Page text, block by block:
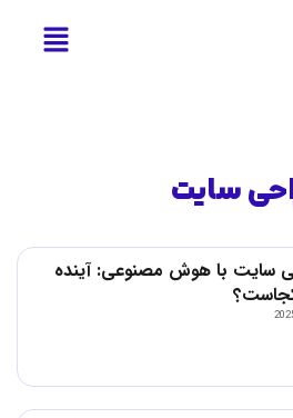
سایت
سایت با هوش مصنوعی: آینده